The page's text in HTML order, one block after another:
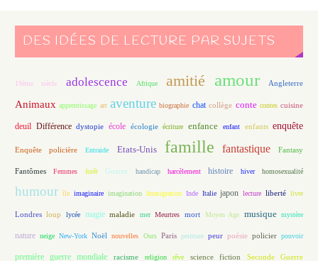
DES IDÉES DE LECTURE PAR SUJETS
19ème siècle adolescence Afrique amitié amour Angleterre
Animaux apprentissage art aventure biographie chat collège conte contes cuisine
deuil Différence dystopie école écologie écriture enfance enfant enfants enquête
Enquête policière Entraide Etats-Unis famille fantastique Fantasy
Fantômes Femmes forêt Guerre handicap harcèlement histoire hiver homosexualité
humour île imaginaire imagination Immigration Inde Italie japon lecture liberté livre
Londres loup lycée magie maladie mer Meurtres mort Moyen Age musique mystère
nature neige New-York Noël nouvelles Ours Paris peinture peur poésie policier pouvoir
première guerre mondiale racisme religion rêve science fiction Seconde Guerre